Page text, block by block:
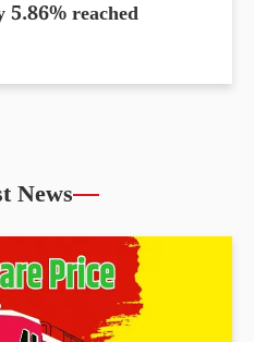
reached
News